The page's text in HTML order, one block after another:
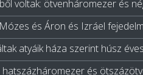
voltak: ötvenháromezer és
és Áron és Izráel
atyáik háza szerint húsz
hatszázháromezer és